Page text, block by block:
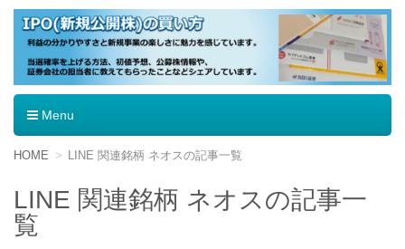
IPO（新規公開株）の買い方
Menu
コ
テ
ン
ツ
へ
HOME LINE 関連銘柄 ネオスの記事一覧
LINE 関連銘柄 ネオスの記事一
覧